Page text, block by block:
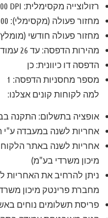
רזולוצייה מקסימלית: 2400X600 DPI
מחזור פעולה (מקסימלי):
מחזור פעולה חודשי
מהירות הדפסה: עד 26 עמודים לדקה
הדפסה דו כיוונית: כן
מספר מחסניות הדפסה: 1
למה לקוחות קונים אצלנו:
אופציה בתשלום: התקנה
אחריות לשנה במעבדה ע"י
אחריות לשנה באתר
מיכון משרדי בע"מ)
מחברת פרינטק מיכון
פריסת תשלומים נוחים